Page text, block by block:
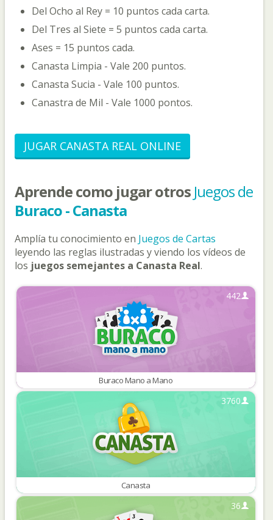
Del Ocho al Rey = 10 puntos cada carta.
Del Tres al Siete = 5 puntos cada carta.
Ases = 15 puntos cada.
Canasta Limpia - Vale 200 puntos.
Canasta Sucia - Vale 100 puntos.
Canastra de Mil - Vale 1000 pontos.
JUGAR CANASTA REAL ONLINE
Aprende como jugar otros Juegos de
Buraco - Canasta
Amplía tu conocimiento en Juegos de Cartas
leyendo las reglas ilustradas y viendo los vídeos de
los juegos semejantes a Canasta Real.
442
Buraco Mano a Mano
3760
Canasta
36